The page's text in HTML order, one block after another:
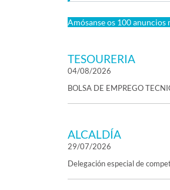
Amósanse os 100
TESOURERIA
04/08/2026
BOLSA DE EMPREGO
ALCALDÍA
29/07/2026
Delegación especial de